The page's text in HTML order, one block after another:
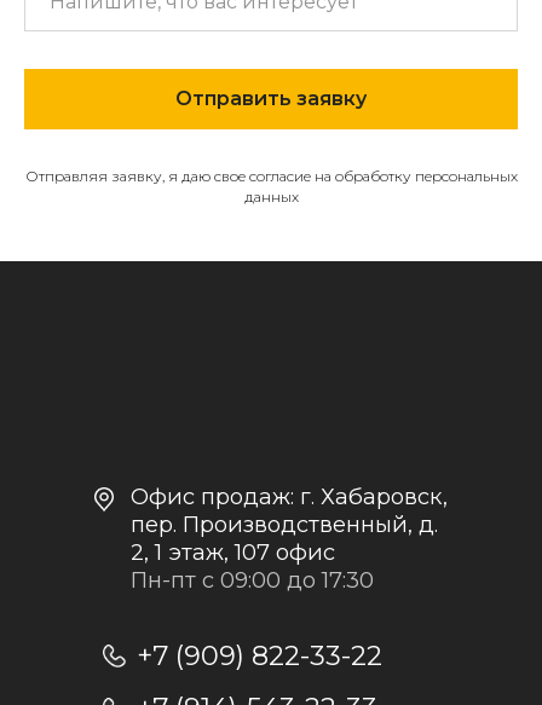
Отправить заявку
Отправляя заявку, я даю свое согласие на обработку персональных
данных
МЕНЮ
О компании
Каталог
Доставка и оплата
конфиденциальности
Отправить заявку
обработку персональных данных